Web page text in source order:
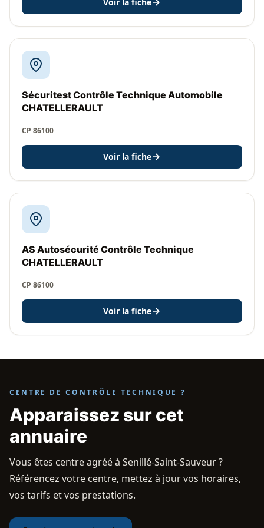
Sécuritest Contrôle Technique Automobile
CHATELLERAULT
CP 86100
Voir la fiche
AS Autosécurité Contrôle Technique
CHATELLERAULT
CP 86100
Voir la fiche
CENTRE DE CONTRÔLE TECHNIQUE ?
Apparaissez sur cet
annuaire
Vous êtes centre agréé à Senillé-Saint-Sauveur ?
Référencez votre centre, mettez à jour vos horaires,
vos tarifs et vos prestations.